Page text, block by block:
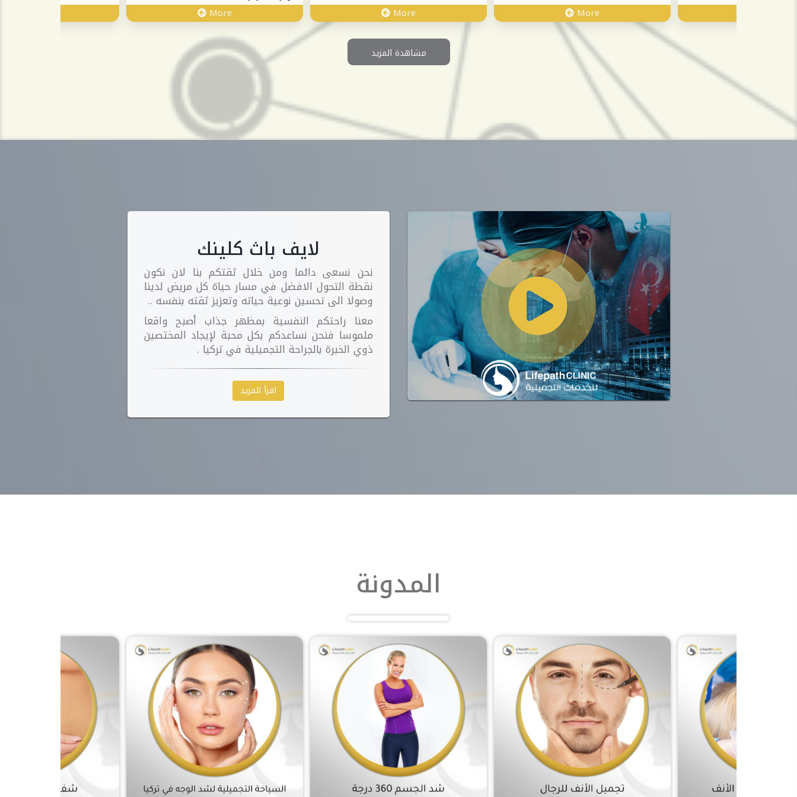
More
More
More
مشاهدة المزيد
لايف باث كلينك
نحن نسعى دائما ومن خلال ثقتكم بنا لان نكون
نقطة التحول الافضل في مسار حياة كل مريض لدينا
وصولا الى تحسين نوعية حياته وتعزيز ثقته بنفسه ..
معنا راحتكم النفسية بمظهر جذاب أصبح واقعا
ملموسا فنحن نساعدكم بكل محبة لإيجاد المختصين
ذوي الخبرة بالجراحة التجميلية في تركيا .
اقرأ المزيد
المدونة